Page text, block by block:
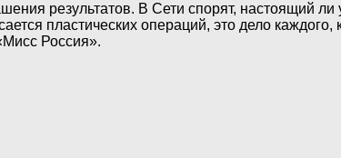
результатов. В Сети спорят, настоящий
пластических операций, это дело каждого,
Россия».